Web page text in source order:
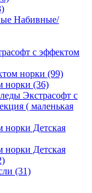
Набивные/
с эффектом
норки (99)
норки (36)
Экстрасофт с
( маленькая
норки Детская
норки Детская
(31)